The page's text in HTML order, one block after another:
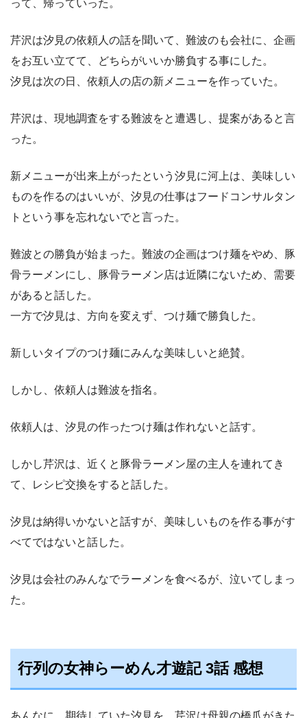
って、帰っていった。
芹沢は汐見の依頼人の話を聞いて、難波のも会社に、企画
をお互い立てて、どちらがいいか勝負する事にした。
汐見は次の日、依頼人の店の新メニューを作っていた。
芹沢は、現地調査をする難波をと遭遇し、提案があると言
った。
新メニューが出来上がったという汐見に河上は、美味しい
ものを作るのはいいが、汐見の仕事はフードコンサルタン
トという事を忘れないでと言った。
難波との勝負が始まった。難波の企画はつけ麺をやめ、豚
骨ラーメンにし、豚骨ラーメン店は近隣にないため、需要
があると話した。
一方で汐見は、方向を変えず、つけ麺で勝負した。
新しいタイプのつけ麺にみんな美味しいと絶賛。
しかし、依頼人は難波を指名。
依頼人は、汐見の作ったつけ麺は作れないと話す。
しかし芹沢は、近くと豚骨ラーメン屋の主人を連れてき
て、レシピ交換をすると話した。
汐見は納得いかないと話すが、美味しいものを作る事がす
べてではないと話した。
汐見は会社のみんなでラーメンを食べるが、泣いてしまっ
た。
行列の女神らーめん才遊記 3話 感想
あんなに、期待していた汐見を、芹沢は母親の橋爪がきた